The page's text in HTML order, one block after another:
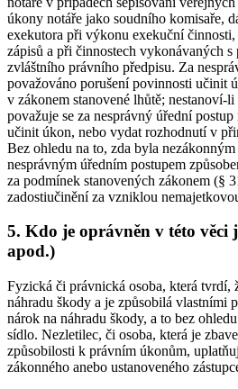
úkony notáře jako soudního komisaře,
exekutora při výkonu exekuční
zápisů a při činnostech vykonávaných
zvláštního právního předpisu. Za
považováno porušení povinnosti učinit
v zákonem stanovené lhůtě; nestanoví-
považuje se za nesprávný úřední
učinit úkon, nebo vydat rozhodnutí v
Bez ohledu na to, zda byla
nesprávným úředním postupem
za podmínek stanovených zákonem (§
zadostiučinění za vzniklou
5. Kdo je oprávněn v této věci
apod.)
Fyzická či právnická osoba, která tvrdí,
náhradu škody a je způsobilá vlastními
nárok na náhradu škody, a to bez
sídlo. Nezletilec, či osoba, která je
způsobilosti k právním úkonům,
zákonného anebo ustanoveného